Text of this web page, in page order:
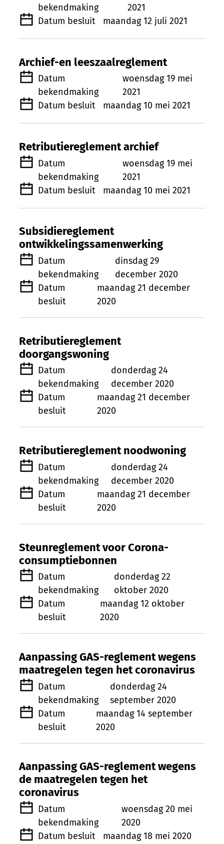
bekendmaking
2021
Datum besluit
maandag 12 juli 2021
Archief-en leeszaalreglement
Datum
bekendmaking
woensdag 19 mei
2021
Datum besluit
maandag 10 mei 2021
Retributiereglement archief
Datum
bekendmaking
woensdag 19 mei
2021
Datum besluit
maandag 10 mei 2021
Subsidiereglement
ontwikkelingssamenwerking
Datum
bekendmaking
dinsdag 29
december 2020
Datum
besluit
maandag 21 december
2020
Retributiereglement
doorgangswoning
Datum
bekendmaking
donderdag 24
december 2020
Datum
besluit
maandag 21 december
2020
Retributiereglement noodwoning
Datum
bekendmaking
donderdag 24
december 2020
Datum
besluit
maandag 21 december
2020
Steunreglement voor Corona-
consumptiebonnen
Datum
bekendmaking
donderdag 22
oktober 2020
Datum
besluit
maandag 12 oktober
2020
Aanpassing GAS-reglement wegens
maatregelen tegen het coronavirus
Datum
bekendmaking
donderdag 24
september 2020
Datum
besluit
maandag 14 september
2020
Aanpassing GAS-reglement wegens
de maatregelen tegen het
coronavirus
Datum
bekendmaking
woensdag 20 mei
2020
Datum besluit
maandag 18 mei 2020